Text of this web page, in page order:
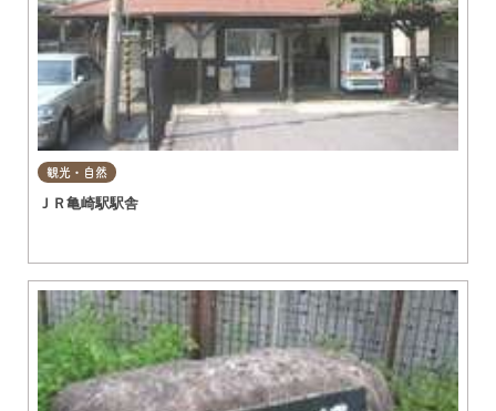
観光・自然
ＪＲ亀崎駅駅舎